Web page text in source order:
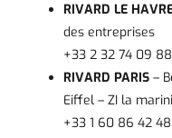
RIVARD LE
des entreprises
+33 2 32 74 09 88
RIVARD PARIS –
Eiffel – ZI la
+33 1 60 86 42 48